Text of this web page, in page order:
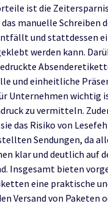
ist die
manuelle Schreiben
und stattdessen
werden kann.
und einheitliche
Unternehmen wichtig
zu vermitteln.
das Risiko von
Sendungen, da
klar und deutlich auf
Insgesamt bieten
eine praktische
Versand von Paketen